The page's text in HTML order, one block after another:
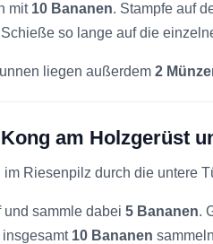
mit 10 Bananen. Stampfe auf
so lange auf die
liegen außerdem 2
am Holzgerüst
im Riesenpilz durch die untere
und sammle dabei 5 Bananen.
insgesamt 10 Bananen